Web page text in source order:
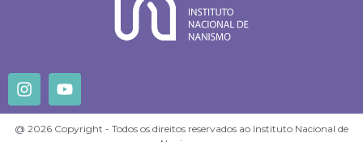
@ 2026 Copyright - Todos os direitos reservados ao Instituto Nacional de